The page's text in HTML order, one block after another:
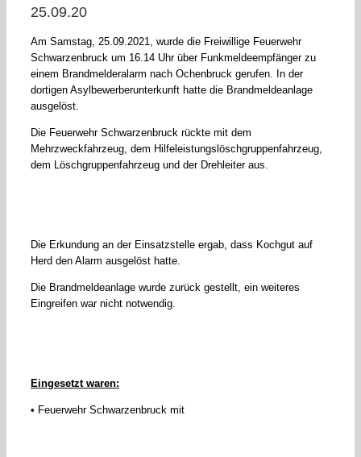
25.09.20
Am Samstag, 25.09.2021, wurde die Freiwillige Feuerwehr
Schwarzenbruck um 16.14 Uhr über Funkmeldeempfänger zu
einem Brandmelderalarm nach Ochenbruck gerufen. In der
dortigen Asylbewerberunterkunft hatte die Brandmeldeanlage
ausgelöst.
Die Feuerwehr Schwarzenbruck rückte mit dem
Mehrzweckfahrzeug, dem Hilfeleistungslöschgruppenfahrzeug,
dem Löschgruppenfahrzeug und der Drehleiter aus.
Die Erkundung an der Einsatzstelle ergab, dass Kochgut auf
Herd den Alarm ausgelöst hatte.
Die Brandmeldeanlage wurde zurück gestellt, ein weiteres
Eingreifen war nicht notwendig.
Eingesetzt waren:
• Feuerwehr Schwarzenbruck mit